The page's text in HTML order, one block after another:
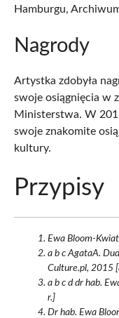
Hamburgu,
Nagrody
Artystka zdobyła
swoje osiągnięcia w
Ministerstwa. W
swoje znakomite
kultury.
Przypisy
Ewa Bloom-
a b c AgataA.
Culture.pl, 2015
a b c d dr hab.
r.]
Dr hab. Ewa